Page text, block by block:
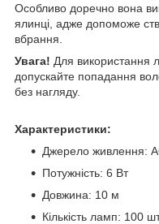
Особливо доречно вона
ялинці, адже допоможе
вбрання.
Увага! Для використання
допускайте попадання
без нагляду.
Характеристики:
Джерело живлення:
Потужність: 6 Вт
Довжина: 10 м
Кількість ламп: 100